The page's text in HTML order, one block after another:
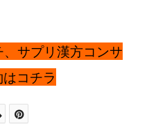
サプリ漢方コンサ
コチラ